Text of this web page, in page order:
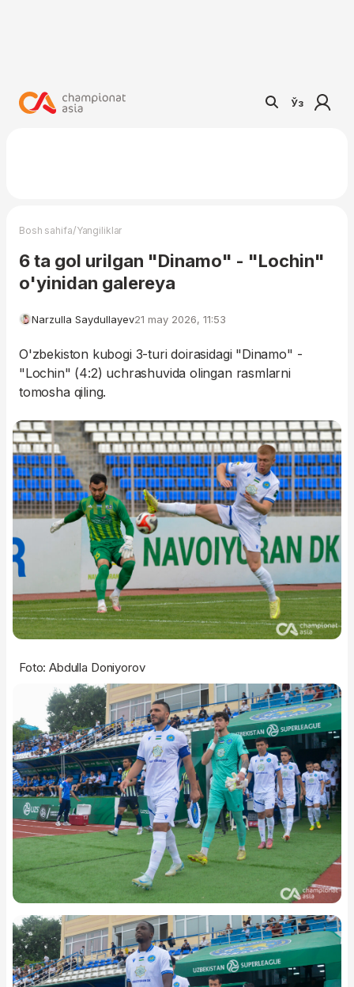
Ўз
Bosh sahifa/Yangiliklar
6 ta gol urilgan "Dinamo" - "Lochin"
o'yinidan galereya
Narzulla Saydullayev21 may 2026, 11:53
O'zbekiston kubogi 3-turi doirasidagi "Dinamo" -
"Lochin" (4:2) uchrashuvida olingan rasmlarni
tomosha qiling.
Foto: Abdulla Doniyorov